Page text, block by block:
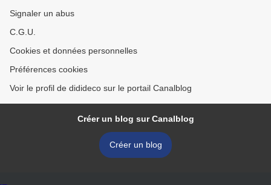
Signaler un abus
C.G.U.
Cookies et données personnelles
Préférences cookies
Voir le profil de didideco sur le portail Canalblog
Créer un blog sur Canalblog
Créer un blog